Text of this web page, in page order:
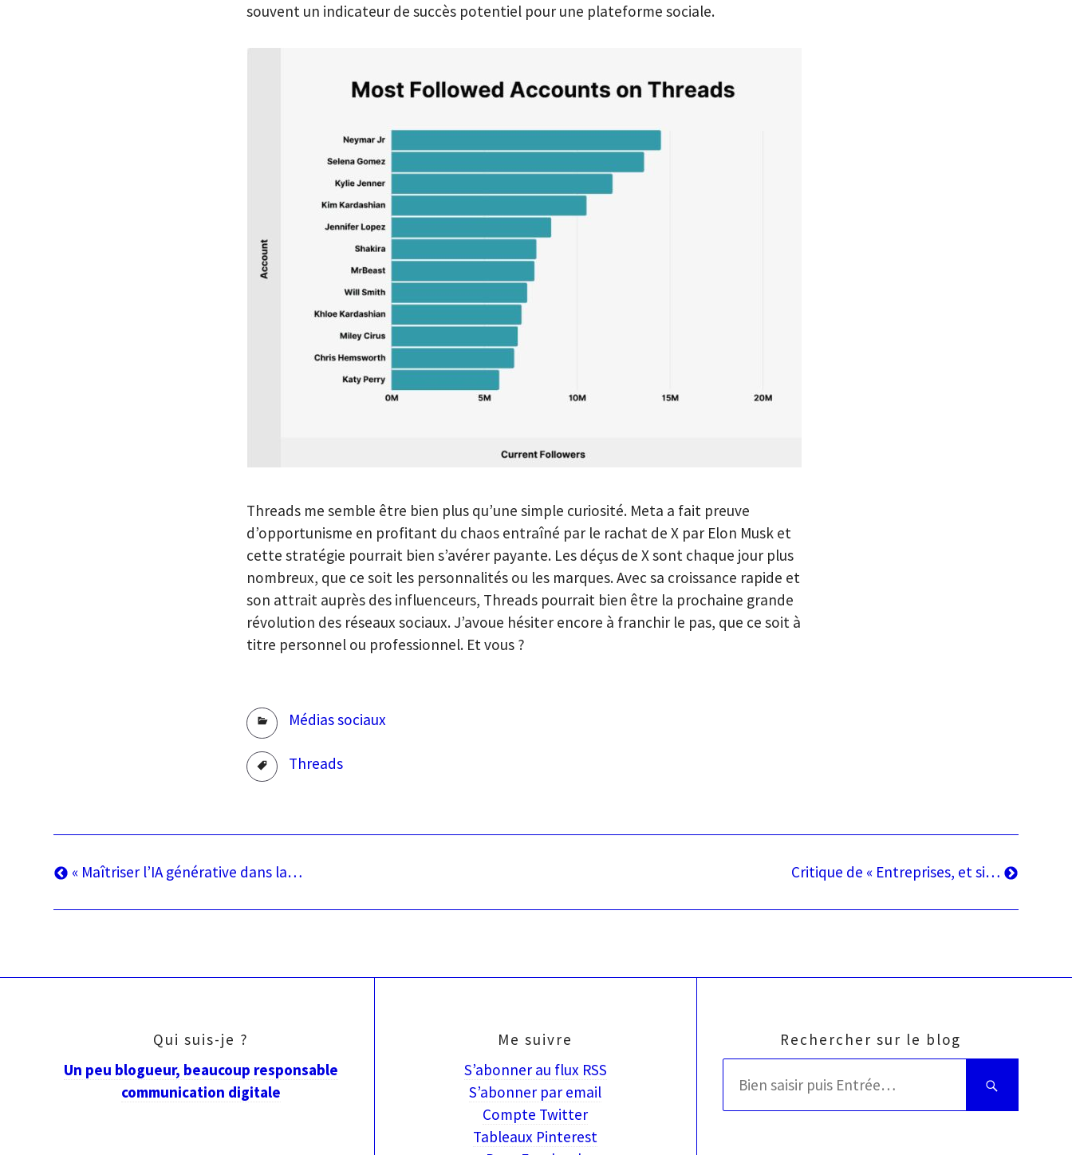
souvent un indicateur de succès potentiel pour une plateforme sociale.
Threads me semble être bien plus qu’une simple curiosité. Meta a fait preuve
d’opportunisme en profitant du chaos entraîné par le rachat de X par Elon Musk et
cette stratégie pourrait bien s’avérer payante. Les déçus de X sont chaque jour plus
nombreux, que ce soit les personnalités ou les marques. Avec sa croissance rapide et
son attrait auprès des influenceurs, Threads pourrait bien être la prochaine grande
révolution des réseaux sociaux. J’avoue hésiter encore à franchir le pas, que ce soit à
titre personnel ou professionnel. Et vous ?
RubriquesMédias sociaux
Tags Threads
Navigation
de
Article
« Maîtriser l’IA générative dans la…
Article
Critique de « Entreprises, et si…
Qui suis-je ?
Un peu blogueur, beaucoup responsable
communication digitale
Me suivre
S’abonner au flux RSS
S’abonner par email
Compte Twitter
Tableaux Pinterest
Rechercher sur le blog
Bien
saisir